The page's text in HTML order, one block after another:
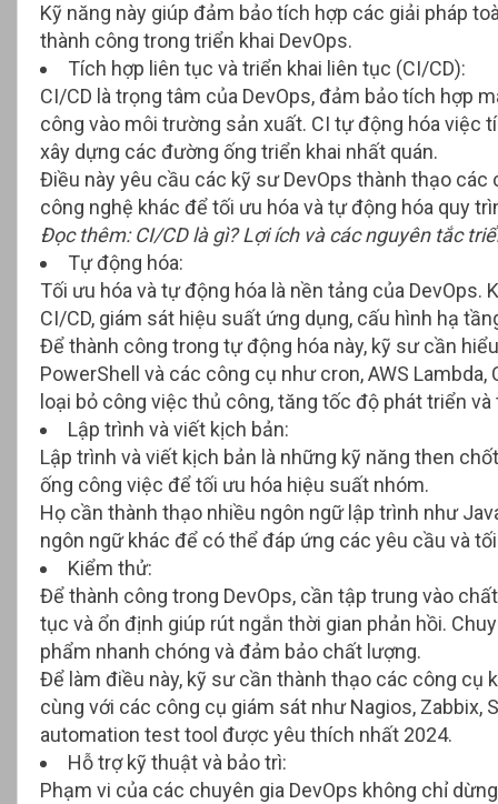
Kỹ năng này giúp đảm bảo tích hợp các giải pháp
thành công trong triển khai DevOps.
Tích hợp liên tục và triển khai liên tục (CI/CD):
CI/CD là trọng tâm của DevOps, đảm bảo tích hợp
công vào môi trường sản xuất. CI tự động hóa việc
xây dựng các đường ống triển khai nhất quán.
Điều này yêu cầu các kỹ sư DevOps thành thạo các
công nghệ khác để tối ưu hóa và tự động hóa quy
Đọc thêm:CI/CD là gì? Lợi ích và các nguyên tắc
Tự động hóa:
Tối ưu hóa và tự động hóa là nền tảng của
CI/CD, giám sát hiệu suất ứng dụng, cấu hình hạ
Để thành công trong tự động hóa này, kỹ sư cần
PowerShell và các công cụ như cron, AWS
loại bỏ công việc thủ công, tăng tốc độ phát triển
Lập trình và viết kịch bản:
Lập trình và viết kịch bản là những kỹ năng then
ống công việc để tối ưu hóa hiệu suất nhóm.
Họ cần thành thạo nhiều ngôn ngữ lập trình như
ngôn ngữ khác để có thể đáp ứng các yêu cầu và
Kiểm thử:
Để thành công trong DevOps, cần tập trung vào
tục và ổn định giúp rút ngắn thời gian phản hồi. C
phẩm nhanh chóng và đảm bảo chất lượng.
Để làm điều này, kỹ sư cần thành thạo các công
cùng với các công cụ giám sát như Nagios,
automation test tool được yêu thích nhất 2024.
Hỗ trợ kỹ thuật và bảo trì:
Phạm vi của các chuyên gia DevOps không chỉ